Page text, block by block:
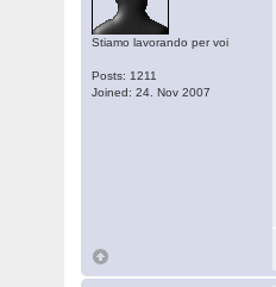
Stiamo lavorando per voi
Posts: 1211
Joined: 24. Nov 2007